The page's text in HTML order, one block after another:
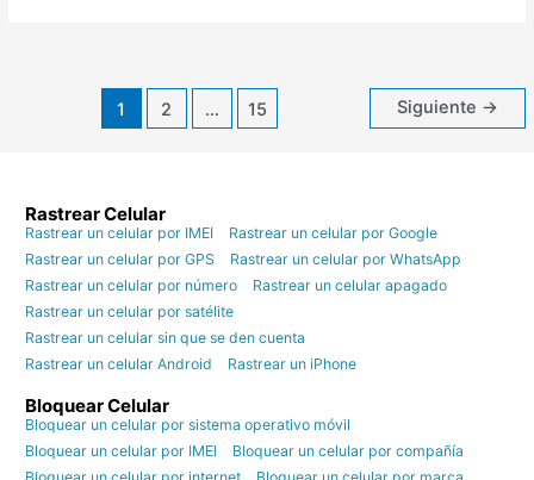
1 2 … 15 Siguiente →
Rastrear Celular
Rastrear un celular por IMEI
Rastrear un celular por Google
Rastrear un celular por GPS
Rastrear un celular por WhatsApp
Rastrear un celular por número
Rastrear un celular apagado
Rastrear un celular por satélite
Rastrear un celular sin que se den cuenta
Rastrear un celular Android
Rastrear un iPhone
Bloquear Celular
Bloquear un celular por sistema operativo móvil
Bloquear un celular por IMEI
Bloquear un celular por compañía